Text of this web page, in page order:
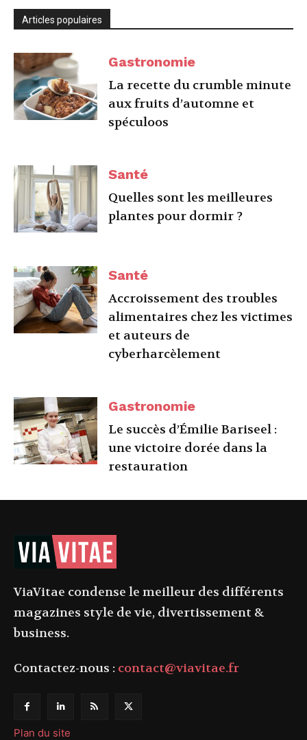
Articles populaires
Gastronomie
La recette du crumble minute
aux fruits d’automne et
spéculoos
Santé
Quelles sont les meilleures
plantes pour dormir ?
Santé
Accroissement des troubles
alimentaires chez les victimes
et auteurs de
cyberharcèlement
Gastronomie
Le succès d’Émilie Bariseel :
une victoire dorée dans la
restauration
ViaVitae condense le meilleur des différents
magazines style de vie, divertissement &
business.
Contactez-nous : contact@viavitae.fr
Plan du site